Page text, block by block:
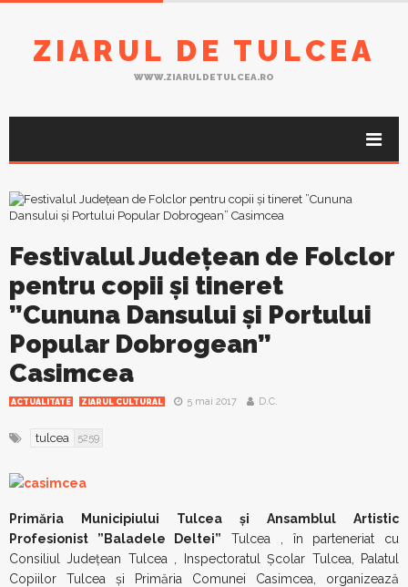
ZIARUL DE TULCEA
WWW.ZIARULDETULCEA.RO
Festivalul Județean de Folclor
pentru copii și tineret
”Cununa Dansului și Portului
Popular Dobrogean”
Casimcea
ACTUALITATE ZIARUL CULTURAL 5 mai 2017 D.C.
tulcea 5259
Primăria Municipiului Tulcea și Ansamblul Artistic
Profesionist ”Baladele Deltei” Tulcea , în parteneriat cu
Consiliul Județean Tulcea , Inspectoratul Școlar Tulcea, Palatul
Copiilor Tulcea și Primăria Comunei Casimcea, organizează